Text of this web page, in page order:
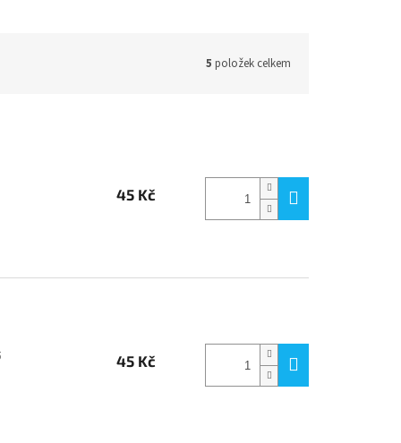
5 položek celkem
45 Kč
45 Kč